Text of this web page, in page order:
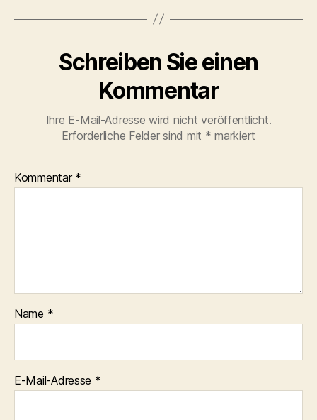
Schreiben Sie einen
Kommentar
Ihre E-Mail-Adresse wird nicht veröffentlicht.
Erforderliche Felder sind mit * markiert
Kommentar *
Name *
E-Mail-Adresse *